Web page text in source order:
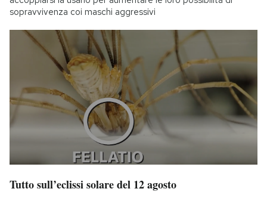
sopravvivenza coi maschi aggressivi
Tutto sull’eclissi solare del 12 agosto